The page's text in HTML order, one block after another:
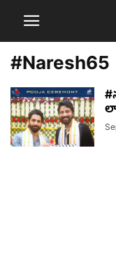
#Naresh65